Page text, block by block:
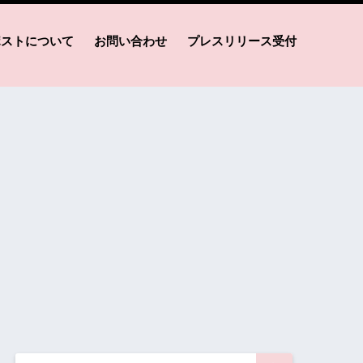
トについて お問い合わせ プレスリリース受付